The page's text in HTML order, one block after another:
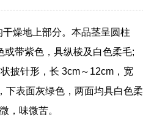
燥地上部分。本品茎呈圆柱
或带紫色，具纵棱及白色柔毛;
披针形，长 3cm～12cm，宽
下表面灰绿色，两面均具白色柔
，味微苦。